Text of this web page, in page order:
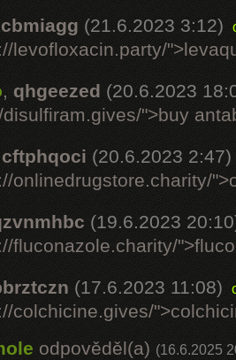
(21.6.2023 3:12)
levofloxacin.party/
, qhgeezed (20.6.2023
">buy
cftphqoci (20.6.2023 2:47)
onlinedrugstore.charity/
(19.6.2023
fluconazole.charity/
(17.6.2023 11:08)
colchicine.gives/
odpověděl(a) (16.6.2025